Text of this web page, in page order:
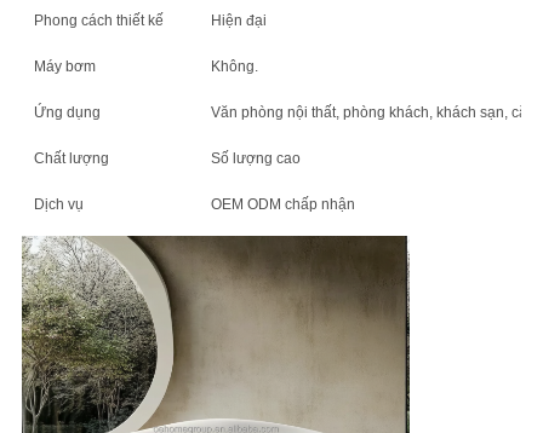
YÊU
CẦU
SƠ
ĐỒ
TRANG
WEB
Phong cách thiết kế Hiện đại
Máy bơm Không.
Ứng dụng Văn phòng nội thất, phòng khách, khách sạn, căn
Chất lượng Số lượng cao
Dịch vụ OEM ODM chấp nhận